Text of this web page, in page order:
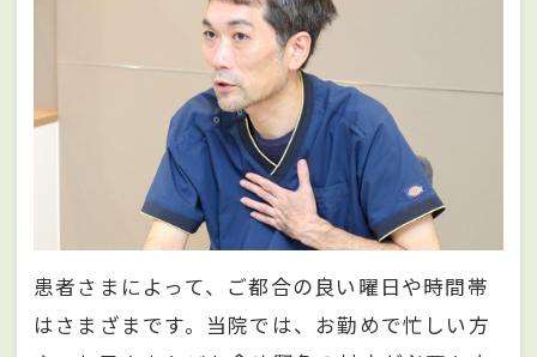
患者さまによって、ご都合の良い曜日や時間帯
はさまざまです。当院では、お勤めで忙しい方